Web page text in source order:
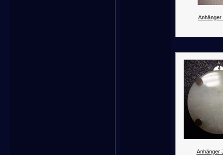
Anhänger
Anhänger